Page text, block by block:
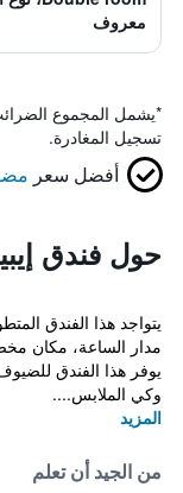
معروف
*يشمل المجموع
تسجيل المغادرة.
أفضل سعر
حول فندق
يتواجد هذا الفندق
مدار الساعة، مكان
يوفر هذا الفندق
وكي الملابس....
المزيد
من الجيد أن تعلم